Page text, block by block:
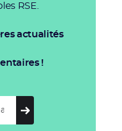
RSE.
actualités
!